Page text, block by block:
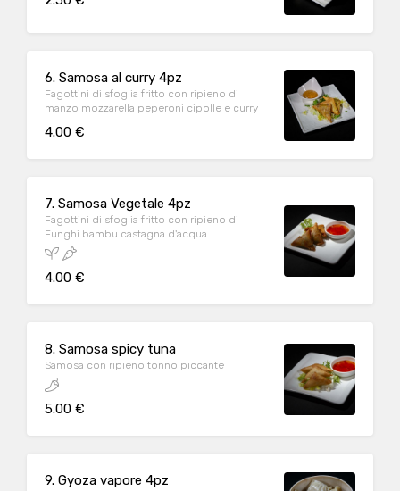
6. Samosa al curry 4pz
Fagottini di sfoglia fritto con ripieno di
manzo mozzarella peperoni cipolle e curry
4.00 €
7. Samosa Vegetale 4pz
Fagottini di sfoglia fritto con ripieno di
Funghi bambu castagna d'acqua
4.00 €
8. Samosa spicy tuna
Samosa con ripieno tonno piccante
5.00 €
9. Gyoza vapore 4pz